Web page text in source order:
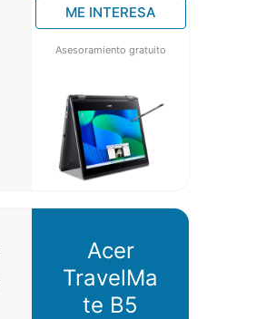
ME INTERESA
Asesoramiento gratuito
Acer
TravelMa
te B5